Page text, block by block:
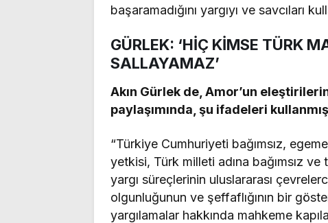
başaramadığını yargıyı ve savcıları
GÜRLEK: ‘HİÇ KİMSE TÜRK
SALLAYAMAZ’
Akın Gürlek de, Amor’un
paylaşımında, şu ifadeleri
“Türkiye Cumhuriyeti bağımsız,
yetkisi, Türk milleti adına bağımsız
yargı süreçlerinin uluslararası
olgunluğunun ve şeffaflığının bir
yargılamalar hakkında mahkeme